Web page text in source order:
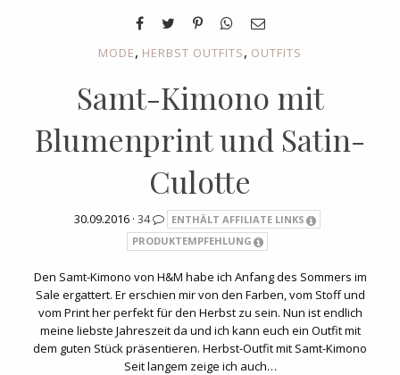
MODE, HERBST OUTFITS, OUTFITS
Samt-Kimono mit
Blumenprint und Satin-
Culotte
30.09.2016 · 34
ENTHÄLT AFFILIATE LINKS
PRODUKTEMPFEHLUNG
Den Samt-Kimono von H&M habe ich Anfang des Sommers im
Sale ergattert. Er erschien mir von den Farben, vom Stoff und
vom Print her perfekt für den Herbst zu sein. Nun ist endlich
meine liebste Jahreszeit da und ich kann euch ein Outfit mit
dem guten Stück präsentieren. Herbst-Outfit mit Samt-Kimono
Seit langem zeige ich auch…